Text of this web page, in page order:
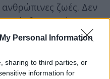
Personal Information
sharing to third parties, or
information for
ζωές. Δεν
από το
που ουσιαστικά
Ιστιαίας.